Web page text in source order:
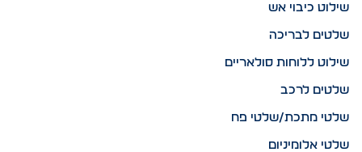
שילוט כיבוי אש
שלטים לבריכה
שילוט ללוחות סולאריים
שלטים לרכב
שלטי מתכת/שלטי פח
שלטי אלומיניום